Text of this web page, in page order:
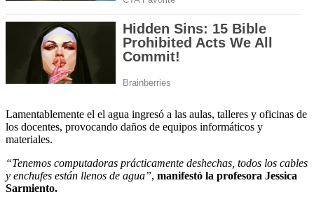
Lamentablemente el el agua ingresó a las aulas, talleres y oficinas de
los docentes, provocando daños de equipos informáticos y
materiales.
“Tenemos computadoras prácticamente deshechas, todos los cables
y enchufes están llenos de agua”, manifestó la profesora Jessica
Sarmiento.